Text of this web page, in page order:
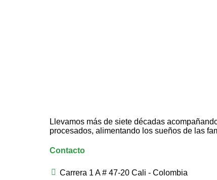
Llevamos más de siete décadas
procesados, alimentando los sueños de las
Contacto
Carrera 1 A # 47-20 Cali - Colombia